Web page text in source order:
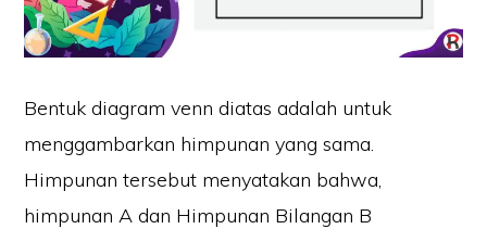
Bentuk diagram venn diatas adalah untuk
menggambarkan himpunan yang sama.
Himpunan tersebut menyatakan bahwa,
himpunan A dan Himpunan Bilangan B